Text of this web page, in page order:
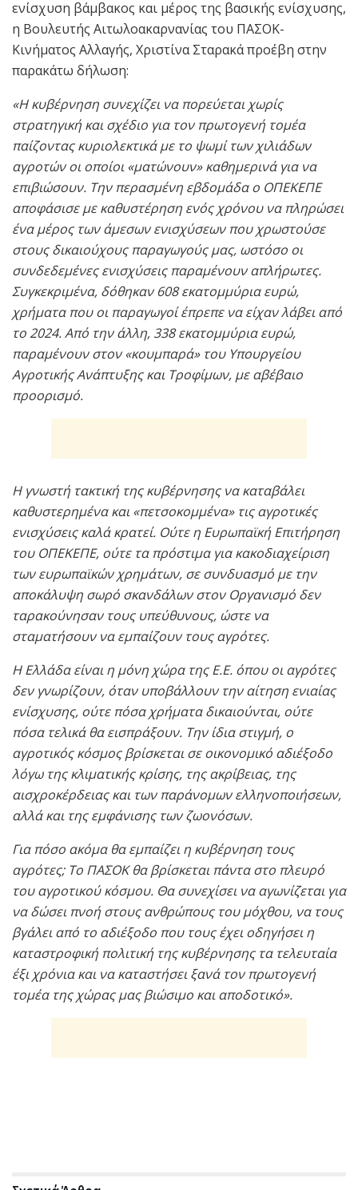
ενίσχυση βάμβακος και μέρος της βασικής ενίσχυσης,
η Βουλευτής Αιτωλοακαρνανίας του ΠΑΣΟΚ-
Κινήματος Αλλαγής, Χριστίνα Σταρακά προέβη στην
παρακάτω δήλωση:
«Η κυβέρνηση συνεχίζει να πορεύεται χωρίς
στρατηγική και σχέδιο για τον πρωτογενή τομέα
παίζοντας κυριολεκτικά με το ψωμί των χιλιάδων
αγροτών οι οποίοι «ματώνουν» καθημερινά για να
επιβιώσουν. Την περασμένη εβδομάδα ο ΟΠΕΚΕΠΕ
αποφάσισε με καθυστέρηση ενός χρόνου να πληρώσει
ένα μέρος των άμεσων ενισχύσεων που χρωστούσε
στους δικαιούχους παραγωγούς μας, ωστόσο οι
συνδεδεμένες ενισχύσεις παραμένουν απλήρωτες.
Συγκεκριμένα, δόθηκαν 608 εκατομμύρια ευρώ,
χρήματα που οι παραγωγοί έπρεπε να είχαν λάβει από
το 2024. Από την άλλη, 338 εκατομμύρια ευρώ,
παραμένουν στον «κουμπαρά» του Υπουργείου
Αγροτικής Ανάπτυξης και Τροφίμων, με αβέβαιο
προορισμό.
Η γνωστή τακτική της κυβέρνησης να καταβάλει
καθυστερημένα και «πετσοκομμένα» τις αγροτικές
ενισχύσεις καλά κρατεί. Ούτε η Ευρωπαϊκή Επιτήρηση
του ΟΠΕΚΕΠΕ, ούτε τα πρόστιμα για κακοδιαχείριση
των ευρωπαϊκών χρημάτων, σε συνδυασμό με την
αποκάλυψη σωρό σκανδάλων στον Οργανισμό δεν
ταρακούνησαν τους υπεύθυνους, ώστε να
σταματήσουν να εμπαίζουν τους αγρότες.
Η Ελλάδα είναι η μόνη χώρα της Ε.Ε. όπου οι αγρότες
δεν γνωρίζουν, όταν υποβάλλουν την αίτηση ενιαίας
ενίσχυσης, ούτε πόσα χρήματα δικαιούνται, ούτε
πόσα τελικά θα εισπράξουν. Την ίδια στιγμή, ο
αγροτικός κόσμος βρίσκεται σε οικονομικό αδιέξοδο
λόγω της κλιματικής κρίσης, της ακρίβειας, της
αισχροκέρδειας και των παράνομων ελληνοποιήσεων,
αλλά και της εμφάνισης των ζωονόσων.
Για πόσο ακόμα θα εμπαίζει η κυβέρνηση τους
αγρότες; Το ΠΑΣΟΚ θα βρίσκεται πάντα στο πλευρό
του αγροτικού κόσμου. Θα συνεχίσει να αγωνίζεται για
να δώσει πνοή στους ανθρώπους του μόχθου, να τους
βγάλει από το αδιέξοδο που τους έχει οδηγήσει η
καταστροφική πολιτική της κυβέρνησης τα τελευταία
έξι χρόνια και να καταστήσει ξανά τον πρωτογενή
τομέα της χώρας μας βιώσιμο και αποδοτικό».